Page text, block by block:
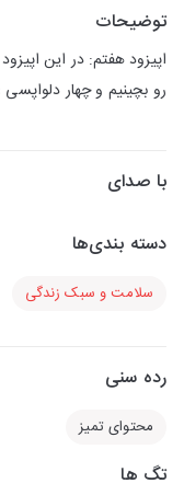
توضیحات
اپیزود هفتم: در این
رو بچینیم و چهار
با صدای
دسته بندی‌ها
سلامت و سبک زندگی
رده سنی
محتوای تمیز
تگ ها